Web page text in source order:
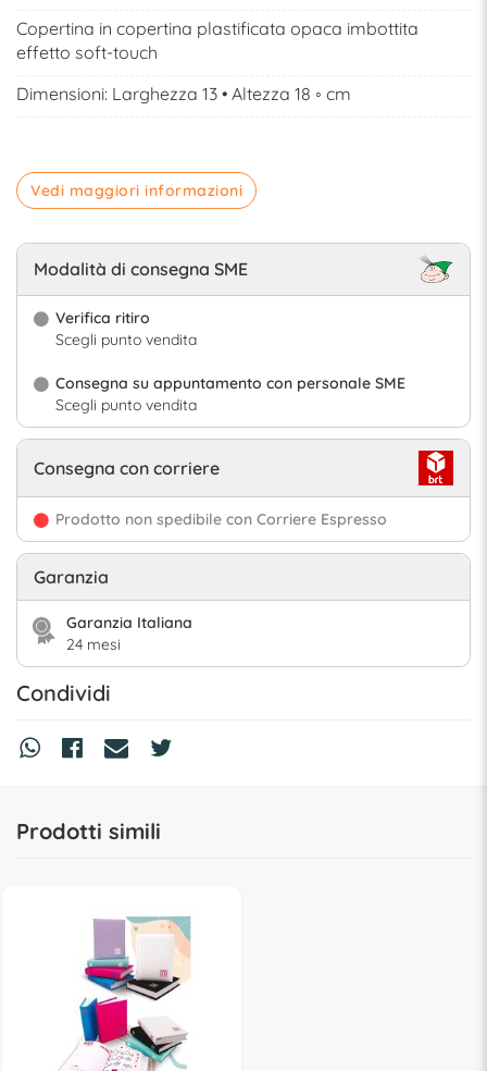
Copertina in copertina plastificata opaca imbottita
effetto soft-touch
Dimensioni: Larghezza 13 • Altezza 18 ◦ cm
Vedi maggiori informazioni
Modalità di consegna SME
Verifica ritiro
Scegli punto vendita
Consegna su appuntamento con personale SME
Scegli punto vendita
Consegna con corriere
Prodotto non spedibile con Corriere Espresso
Garanzia
Garanzia Italiana
24 mesi
Condividi
Prodotti simili